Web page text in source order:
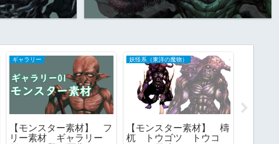
ギャラリー
【モンスター素材】 フ
リー素材 ギャラリー
妖怪系（東洋の魔物）
【モンスター素材】 檮
杌 トウゴツ トウコ